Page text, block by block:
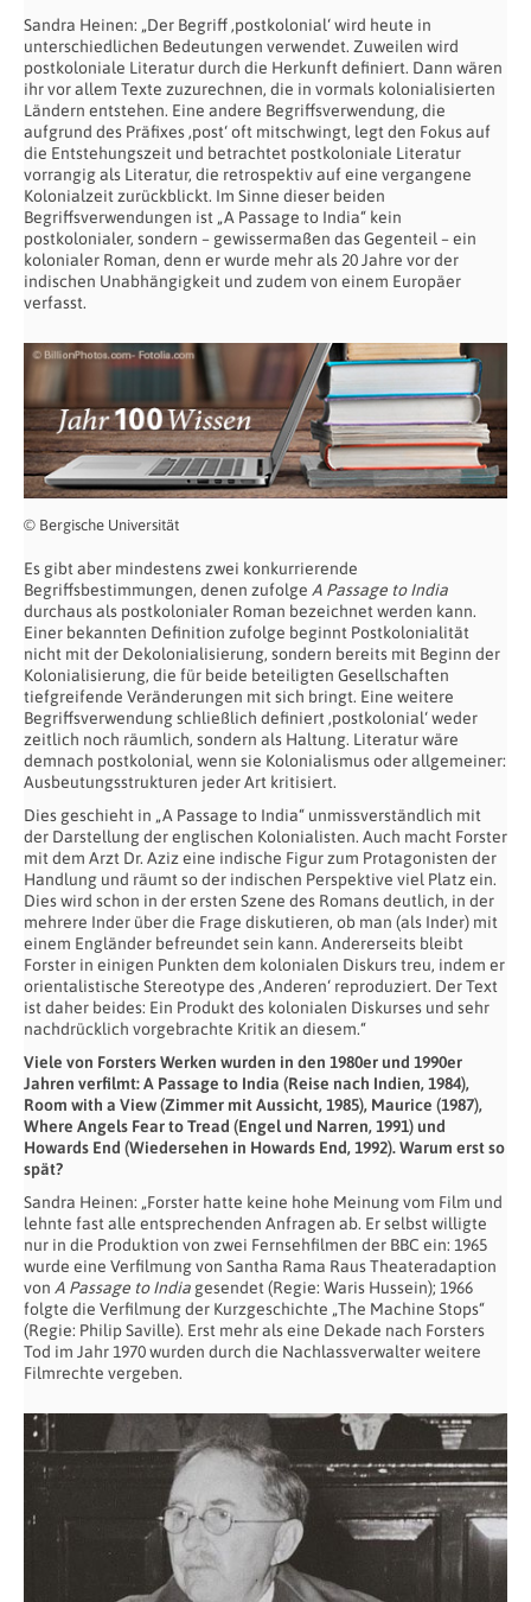
Sandra Heinen: „Der Begriff ‚postkolonial‘ wird heute in
unterschiedlichen Bedeutungen verwendet. Zuweilen wird
postkoloniale Literatur durch die Herkunft definiert. Dann wären
ihr vor allem Texte zuzurechnen, die in vormals kolonialisierten
Ländern entstehen. Eine andere Begriffsverwendung, die
aufgrund des Präfixes ‚post‘ oft mitschwingt, legt den Fokus auf
die Entstehungszeit und betrachtet postkoloniale Literatur
vorrangig als Literatur, die retrospektiv auf eine vergangene
Kolonialzeit zurückblickt. Im Sinne dieser beiden
Begriffsverwendungen ist „A Passage to India“ kein
postkolonialer, sondern – gewissermaßen das Gegenteil – ein
kolonialer Roman, denn er wurde mehr als 20 Jahre vor der
indischen Unabhängigkeit und zudem von einem Europäer
verfasst.
© Bergische Universität
Es gibt aber mindestens zwei konkurrierende
Begriffsbestimmungen, denen zufolge A Passage to India
durchaus als postkolonialer Roman bezeichnet werden kann.
Einer bekannten Definition zufolge beginnt Postkolonialität
nicht mit der Dekolonialisierung, sondern bereits mit Beginn der
Kolonialisierung, die für beide beteiligten Gesellschaften
tiefgreifende Veränderungen mit sich bringt. Eine weitere
Begriffsverwendung schließlich definiert ‚postkolonial‘ weder
zeitlich noch räumlich, sondern als Haltung. Literatur wäre
demnach postkolonial, wenn sie Kolonialismus oder allgemeiner:
Ausbeutungsstrukturen jeder Art kritisiert.
Dies geschieht in „A Passage to India“ unmissverständlich mit
der Darstellung der englischen Kolonialisten. Auch macht Forster
mit dem Arzt Dr. Aziz eine indische Figur zum Protagonisten der
Handlung und räumt so der indischen Perspektive viel Platz ein.
Dies wird schon in der ersten Szene des Romans deutlich, in der
mehrere Inder über die Frage diskutieren, ob man (als Inder) mit
einem Engländer befreundet sein kann. Andererseits bleibt
Forster in einigen Punkten dem kolonialen Diskurs treu, indem er
orientalistische Stereotype des ‚Anderen‘ reproduziert. Der Text
ist daher beides: Ein Produkt des kolonialen Diskurses und sehr
nachdrücklich vorgebrachte Kritik an diesem.“
Viele von Forsters Werken wurden in den 1980er und 1990er
Jahren verfilmt: A Passage to India (Reise nach Indien, 1984),
Room with a View (Zimmer mit Aussicht, 1985), Maurice (1987),
Where Angels Fear to Tread (Engel und Narren, 1991) und
Howards End (Wiedersehen in Howards End, 1992). Warum erst so
spät?
Sandra Heinen: „Forster hatte keine hohe Meinung vom Film und
lehnte fast alle entsprechenden Anfragen ab. Er selbst willigte
nur in die Produktion von zwei Fernsehfilmen der BBC ein: 1965
wurde eine Verfilmung von Santha Rama Raus Theateradaption
von A Passage to India gesendet (Regie: Waris Hussein); 1966
folgte die Verfilmung der Kurzgeschichte „The Machine Stops“
(Regie: Philip Saville). Erst mehr als eine Dekade nach Forsters
Tod im Jahr 1970 wurden durch die Nachlassverwalter weitere
Filmrechte vergeben.